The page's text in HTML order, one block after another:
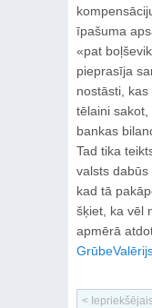
īpašuma
«pat
pieprasīja
nostāsti,
tēlaini
bankas
Tad tika
valsts dabūs
kad tā
šķiet, ka vēl
apmērā
Grūbe
<